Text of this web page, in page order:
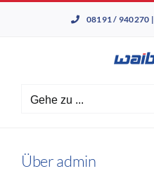
08191 / 940270 |
Gehe zu ...
Überadmin